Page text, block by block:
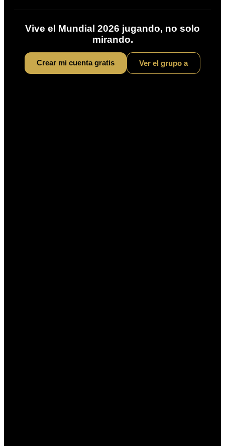
Vive el Mundial 2026 jugando, no solo
mirando.
Crear mi cuenta gratis Ver el grupo a